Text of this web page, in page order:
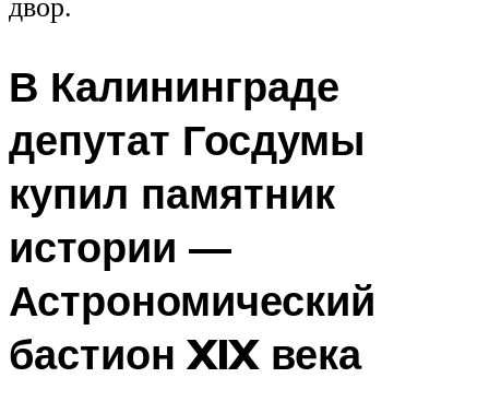
двор.
В Калининграде
депутат Госдумы
купил памятник
истории —
Астрономический
бастион XIX века